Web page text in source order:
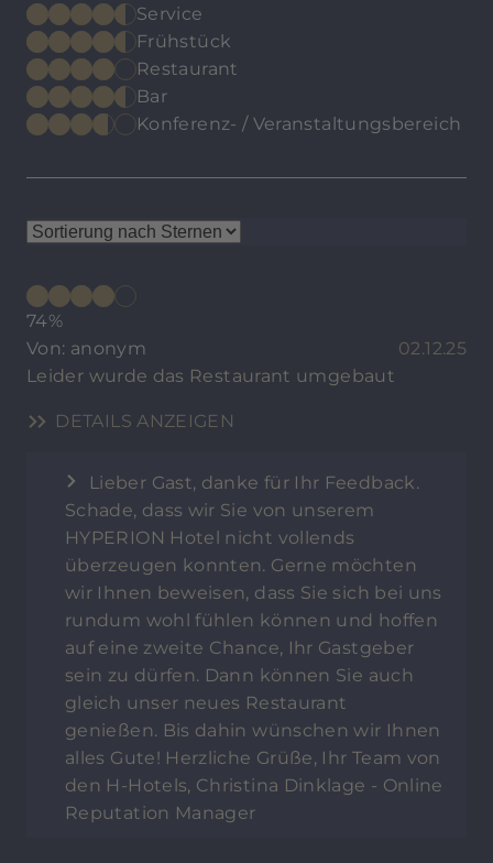
Service
Frühstück
Restaurant
Bar
Konferenz- / Veranstaltungsbereich
74%
Von: anonym
02.12.25
Leider wurde das Restaurant umgebaut
DETAILS ANZEIGEN
Lieber Gast, danke für Ihr Feedback.
Schade, dass wir Sie von unserem
HYPERION Hotel nicht vollends
überzeugen konnten. Gerne möchten
wir Ihnen beweisen, dass Sie sich bei uns
rundum wohl fühlen können und hoffen
auf eine zweite Chance, Ihr Gastgeber
sein zu dürfen. Dann können Sie auch
gleich unser neues Restaurant
genießen. Bis dahin wünschen wir Ihnen
alles Gute! Herzliche Grüße, Ihr Team von
den H-Hotels, Christina Dinklage - Online
Reputation Manager